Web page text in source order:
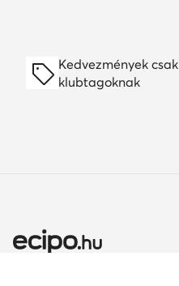
Kedvezmények csak
klubtagoknak